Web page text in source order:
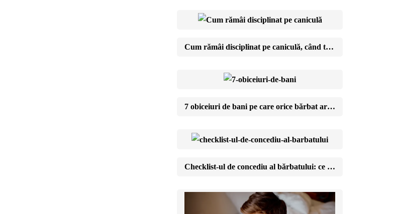
Cum rămâi disciplinat pe caniculă, când toată lumea e în vacanță
7 obiceiuri de bani pe care orice bărbat ar trebui să le aibă până la 40 de ani
Checklist-ul de concediu al bărbatului: ce să nu uiți pentru o vacanță fără stres